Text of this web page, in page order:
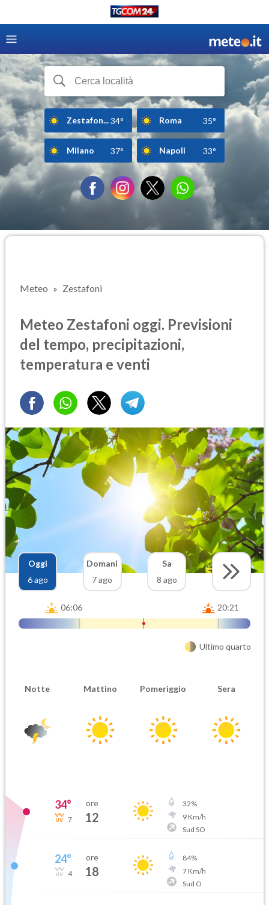
Zestafon...34° Roma 35°
Milano 37° Napoli 33°
Meteo Zestafoni
Meteo Zestafoni oggi. Previsioni
del tempo, precipitazioni,
temperatura e venti
Oggi
6 ago
Domani
7 ago
Sa
8 ago
06:06 20:21
Ultimo quarto
Notte Mattino Pomeriggio Sera
34°
7
ore
12
32%
9Km/h
Sud SO
24°
4
ore
18
84%
7Km/h
Sud O